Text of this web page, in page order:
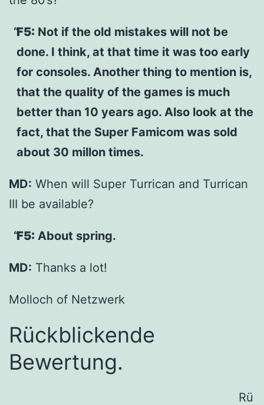
F5: Not if the old mistakes will not be
done. I think, at that time it was too early
for consoles. Another thing to mention is,
that the quality of the games is much
better than 10 years ago. Also look at the
fact, that the Super Famicom was sold
about 30 millon times.
MD: When will Super Turrican and Turrican
III be available?
F5: About spring.
MD: Thanks a lot!
Molloch of Netzwerk
Rückblickende
Bewertung.
Rü